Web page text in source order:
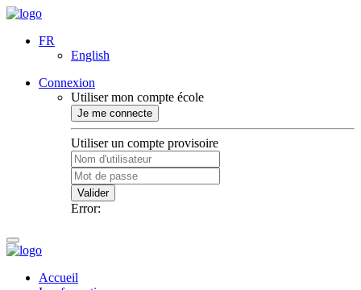
FR
English
Connexion
Utiliser mon compte école
Je me connecte
Utiliser un compte provisoire
Valider
Error:
Accueil